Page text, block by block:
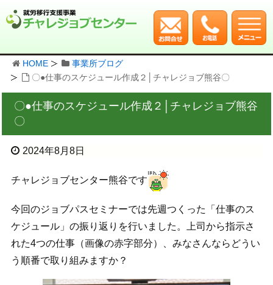
HOME
事業所ブログ
〇●仕事のスケジュール作成２│チャレジョブ熊谷〇
〇●仕事のスケジュール作成２│チャレジョブ熊谷
〇
2024年8月8日
チャレジョブセンター熊谷です
今回のジョブパスセミナーでは先週つくった「仕事のス
ケジュール」の振り返りを行いました。上司から指示さ
れた4つの仕事（画像の赤字部分）、みなさんならどうい
う順番で取り組みますか？